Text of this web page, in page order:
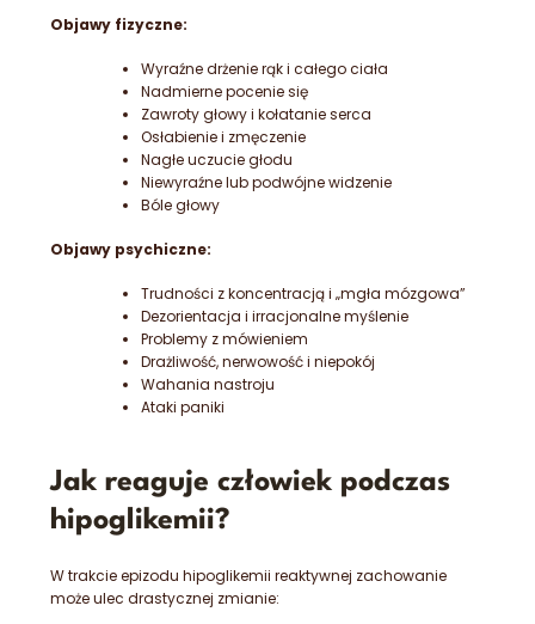
Objawy fizyczne:
Wyraźne drżenie rąk i całego ciała
Nadmierne pocenie się
Zawroty głowy i kołatanie serca
Osłabienie i zmęczenie
Nagłe uczucie głodu
Niewyraźne lub podwójne widzenie
Bóle głowy
Objawy psychiczne:
Trudności z koncentracją i „mgła mózgowa”
Dezorientacja i irracjonalne myślenie
Problemy z mówieniem
Drażliwość, nerwowość i niepokój
Wahania nastroju
Ataki paniki
Jak reaguje człowiek podczas
hipoglikemii?
W trakcie epizodu hipoglikemii reaktywnej zachowanie
może ulec drastycznej zmianie: